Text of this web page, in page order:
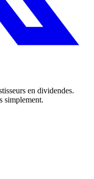
en dividendes.
simplement.